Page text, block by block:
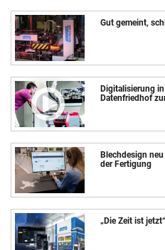
Gut gemeint,
Digitalisierung
Datenfriedhof
Blechdesign
der Fertigung
„Die Zeit ist jetzt“